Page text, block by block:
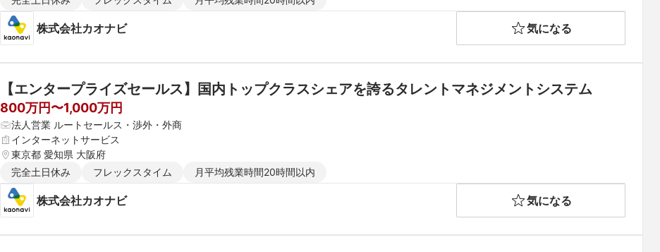
株式会社カオナビ 気になる
【エンタープライズセールス】国内トップクラスシェアを誇るタレントマネジメントシステム
800万円〜1,000万円
法人営業 ルートセールス・渉外・外商
インターネットサービス
東京都 愛知県 大阪府
完全土日休み
フレックスタイム 月平均残業時間20時間以内
株式会社カオナビ 気になる